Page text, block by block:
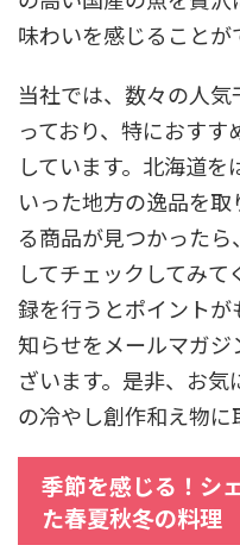
味わいを感じることが
当社では、数々の人
っており、特におす
しています。北海道
いった地方の逸品を
る商品が見つかった
してチェックしてみ
録を行うとポイントが
知らせをメールマガ
ざいます。是非、お
の冷やし創作和え物に
季節を感じる！シ
た春夏秋冬の料理